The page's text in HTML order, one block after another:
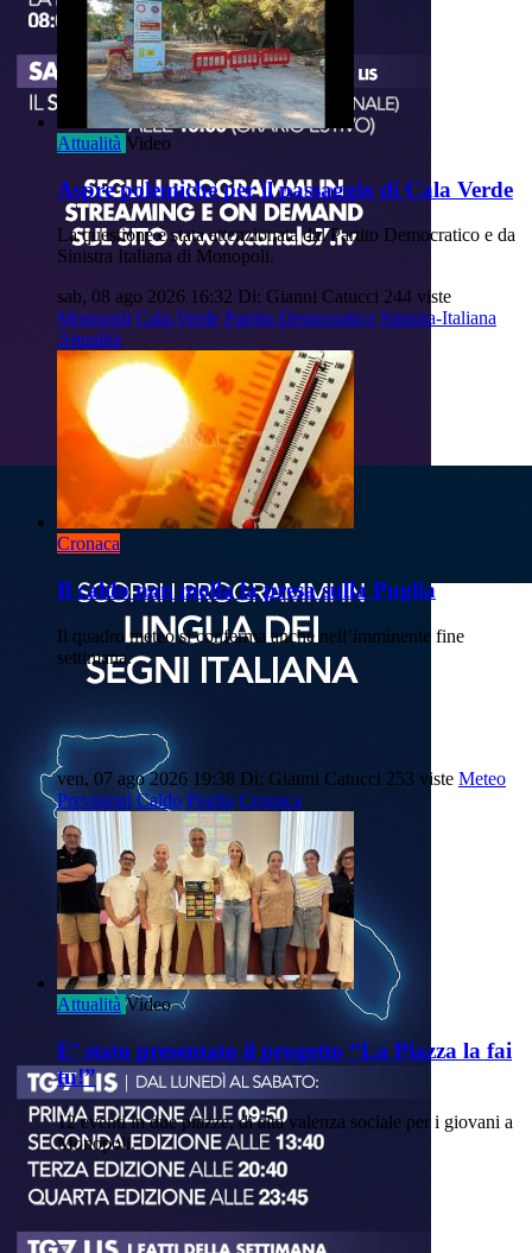
Attualità Video
Aspre polemiche per il passaggio di Cala Verde
La questione è stata attenzionata dal Partito Democratico e da
Sinistra Italiana di Monopoli.
sab, 08 ago 2026 16:32 Di: Gianni Catucci 244 viste
Monopoli Cala-Verde Partito-Democratico Sinistra-Italiana
Attualità
Cronaca
Il caldo non molla la presa sulla Puglia
Il quadro meteo si conferma anche nell’imminente fine
settimana.
ven, 07 ago 2026 19:38 Di: Gianni Catucci 253 viste Meteo
Previsioni Caldo Puglia Cronaca
Attualità Video
E’ stato presentato il progetto “La Piazza la fai
tu!”
12 eventi in due piazze, di alta valenza sociale per i giovani a
Monopoli.